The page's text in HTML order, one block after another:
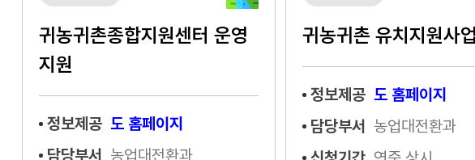
귀농귀촌종합지원센터 운영
지원
정보제공 도 홈페이지
담당부서 농업대전환과
귀농귀촌 유치지원사업
정보제공 도 홈페이지
담당부서 농업대전환과